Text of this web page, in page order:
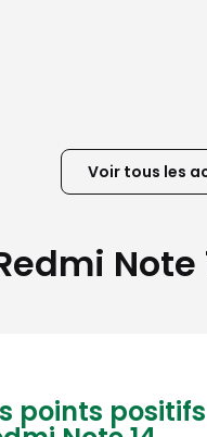
Voir tous les
Note
points